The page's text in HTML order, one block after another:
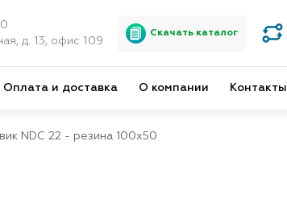
д. 13, офис 109
Скачать каталог
Оплата и доставка О компании Контакты
NDC 22 - резина 100х50